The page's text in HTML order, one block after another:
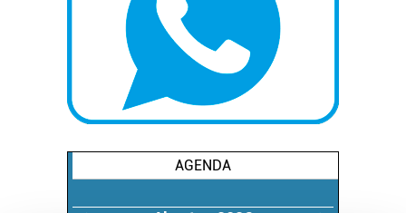
AGENDA